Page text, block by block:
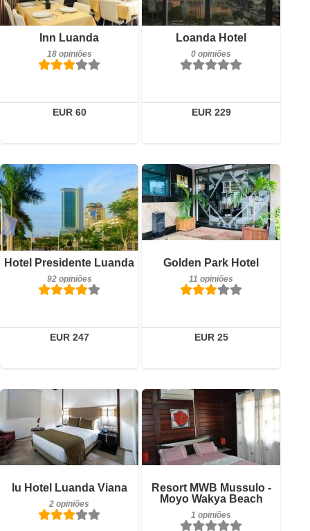
Inn Luanda
18 opiniões
EUR 60
18 opiniões
Detalhes
Reservar
Loanda Hotel
0 opiniões
EUR 229
Reservar
Hotel Presidente Luanda
92 opiniões
EUR 247
92 opiniões
Detalhes
Reservar
Golden Park Hotel
11 opiniões
EUR 25
11 opiniões
Reservar
Iu Hotel Luanda Viana
2 opiniões
2 opiniões
Resort MWB Mussulo -
Moyo Wakya Beach
1 opiniões
Pequeno-almoço incluído
1 opiniões
Reservar